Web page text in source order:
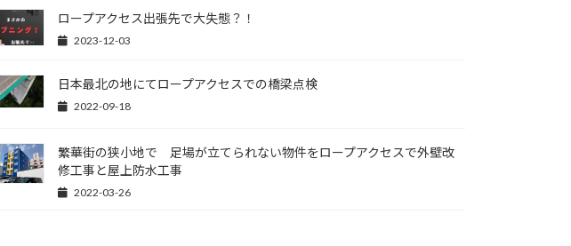
ロープアクセス出張先で大失態？！
2023-12-03
日本最北の地にてロープアクセスでの橋梁点検
2022-09-18
繁華街の狭小地で 足場が立てられない物件をロープアクセスで外壁改
修工事と屋上防水工事
2022-03-26